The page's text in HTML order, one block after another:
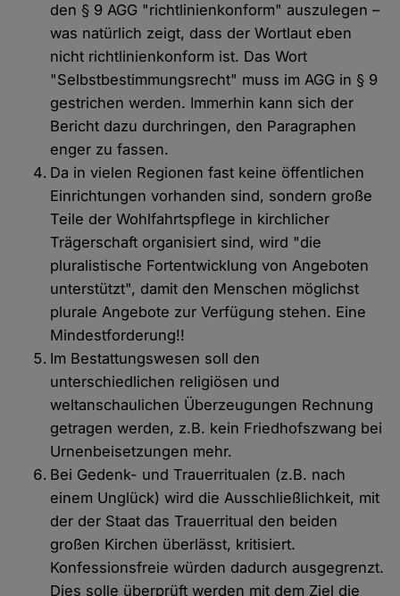
den § 9 AGG "richtlinienkonform" auszulegen –
was natürlich zeigt, dass der Wortlaut eben
nicht richtlinienkonform ist. Das Wort
"Selbstbestimmungsrecht" muss im AGG in § 9
gestrichen werden. Immerhin kann sich der
Bericht dazu durchringen, den Paragraphen
enger zu fassen.
Da in vielen Regionen fast keine öffentlichen
Einrichtungen vorhanden sind, sondern große
Teile der Wohlfahrtspflege in kirchlicher
Trägerschaft organisiert sind, wird "die
pluralistische Fortentwicklung von Angeboten
unterstützt", damit den Menschen möglichst
plurale Angebote zur Verfügung stehen. Eine
Mindestforderung!!
Im Bestattungswesen soll den
unterschiedlichen religiösen und
weltanschaulichen Überzeugungen Rechnung
getragen werden, z.B. kein Friedhofszwang bei
Urnenbeisetzungen mehr.
Bei Gedenk- und Trauerritualen (z.B. nach
einem Unglück) wird die Ausschließlichkeit, mit
der der Staat das Trauerritual den beiden
großen Kirchen überlässt, kritisiert.
Konfessionsfreie würden dadurch ausgegrenzt.
Dies solle überprüft werden mit dem Ziel die